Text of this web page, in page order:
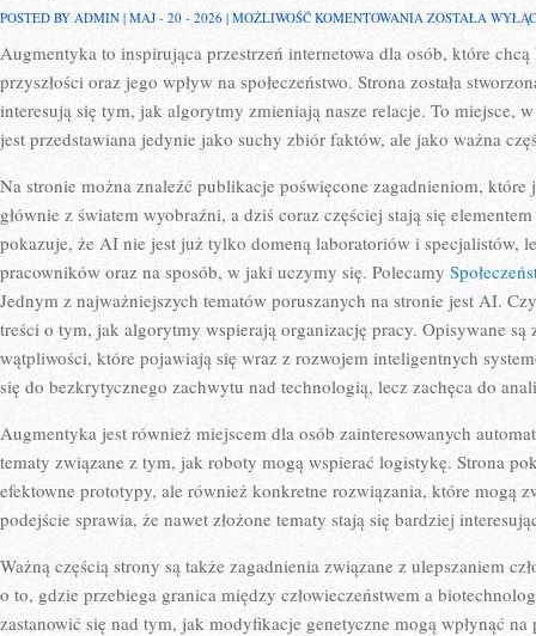
POSTED BY ADMIN | MAJ - 20 - 2026 | MOŻLIWOŚĆ KOMENTOWANIA AUGMENTYKA
ZOSTAŁA
Augmentyka to inspirująca przestrzeń internetowa dla osób, które
przyszłości oraz jego wpływ na społeczeństwo. Strona została
interesują się tym, jak algorytmy zmieniają nasze relacje. To miejsce,
jest przedstawiana jedynie jako suchy zbiór faktów, ale jako ważna
Na stronie można znaleźć publikacje poświęcone zagadnieniom, które
głównie z światem wyobraźni, a dziś coraz częściej stają się
pokazuje, że AI nie jest już tylko domeną laboratoriów i specjalistów,
pracowników oraz na sposób, w jaki uczymy się. Polecamy
Jednym z najważniejszych tematów poruszanych na stronie jest AI.
treści o tym, jak algorytmy wspierają organizację pracy. Opisywane
wątpliwości, które pojawiają się wraz z rozwojem inteligentnych
się do bezkrytycznego zachwytu nad technologią, lecz zachęca do
Augmentyka jest również miejscem dla osób zainteresowanych
tematy związane z tym, jak roboty mogą wspierać logistykę. Strona
efektowne prototypy, ale również konkretne rozwiązania, które mogą
podejście sprawia, że nawet złożone tematy stają się bardziej
Ważną częścią strony są także zagadnienia związane z ulepszaniem
o to, gdzie przebiega granica między człowieczeństwem a
zastanowić się nad tym, jak modyfikacje genetyczne mogą wpłynąć na